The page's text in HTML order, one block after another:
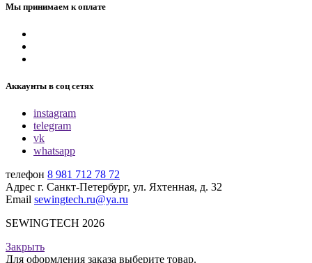
Мы принимаем к оплате
Аккаунты в соц сетях
instagram
telegram
vk
whatsapp
телефон 8 981 712 78 72
Адрес г. Санкт-Петербург, ул. Яхтенная, д. 32
Email sewingtech.ru@ya.ru
SEWINGTECH 2026
Закрыть
Для оформления заказа выберите товар.